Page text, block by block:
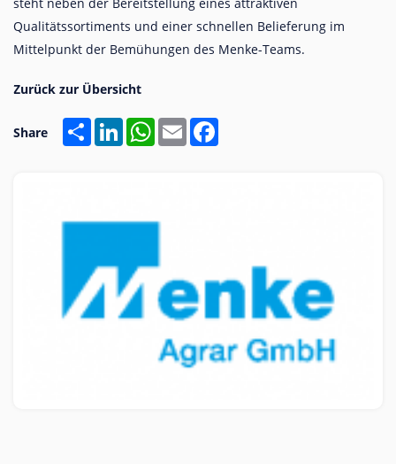
Qualitätssortiments und einer schnellen Belieferung im
Mittelpunkt der Bemühungen des Menke-Teams.
Share Share LinkedInWhatsApp
Email